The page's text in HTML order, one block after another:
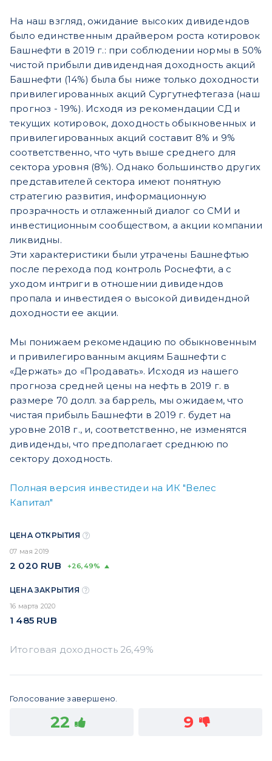
На наш взгляд, ожидание высоких дивидендов
было единственным драйвером роста котировок
Башнефти в 2019 г.: при соблюдении нормы в 50%
чистой прибыли дивидендная доходность акций
Башнефти (14%) была бы ниже только доходности
привилегированных акций Сургутнефтегаза (наш
прогноз - 19%). Исходя из рекомендации СД и
текущих котировок, доходность обыкновенных и
привилегированных акций составит 8% и 9%
соответственно, что чуть выше среднего для
сектора уровня (8%). Однако большинство других
представителей сектора имеют понятную
стратегию развития, информационную
прозрачность и отлаженный диалог со СМИ и
инвестиционным сообществом, а акции компании
ликвидны.
Эти характеристики были утрачены Башнефтью
после перехода под контроль Роснефти, а с
уходом интриги в отношении дивидендов
пропала и инвестидея о высокой дивидендной
доходности ее акции.
Мы понижаем рекомендацию по обыкновенным
и привилегированным акциям Башнефти с
«Держать» до «Продавать». Исходя из нашего
прогноза средней цены на нефть в 2019 г. в
размере 70 долл. за баррель, мы ожидаем, что
чистая прибыль Башнефти в 2019 г. будет на
уровне 2018 г., и, соответственно, не изменятся
дивиденды, что предполагает среднюю по
сектору доходность.
Полная версия инвестидеи на ИК "Велес
Капитал"
ЦЕНА ОТКРЫТИЯ
07 мая 2019
2 020 RUB +26,49%
ЦЕНА ЗАКРЫТИЯ
16 марта 2020
1 485 RUB
Голосование завершено.
22 9